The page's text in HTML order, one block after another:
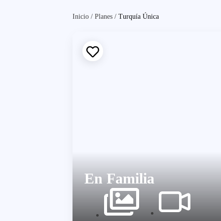
Inicio / Planes / Turquía Única
En Familia